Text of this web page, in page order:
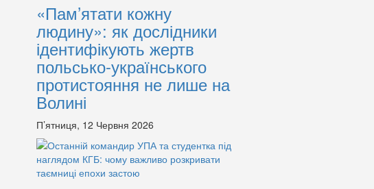
«Пам’ятати кожну
людину»: як дослідники
ідентифікують жертв
польсько-українського
протистояння не лише на
Волині
П’ятниця, 12 Червня 2026